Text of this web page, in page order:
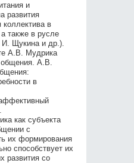
и
развития
в
также в русле
И. Щукина и др.).
А.В. Мудрика
общения. А.В.
в
как субъекта
с
их формирования
способствует их
развития со